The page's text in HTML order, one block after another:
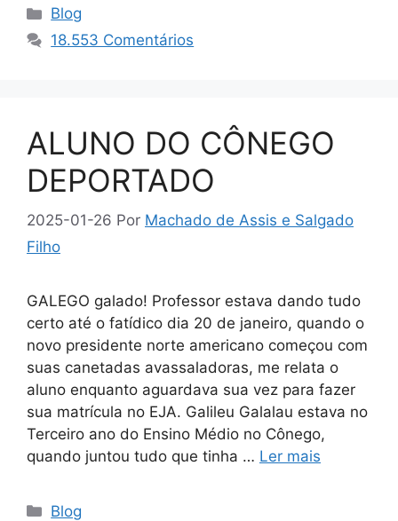
Categorias
Blog
18.553 Comentários
ALUNO DO CÔNEGO
DEPORTADO
2025-01-26 Por Machado de Assis e Salgado
Filho
GALEGO galado! Professor estava dando tudo
certo até o fatídico dia 20 de janeiro, quando o
novo presidente norte americano começou com
suas canetadas avassaladoras, me relata o
aluno enquanto aguardava sua vez para fazer
sua matrícula no EJA. Galileu Galalau estava no
Terceiro ano do Ensino Médio no Cônego,
quando juntou tudo que tinha … Ler mais
Categorias
Blog